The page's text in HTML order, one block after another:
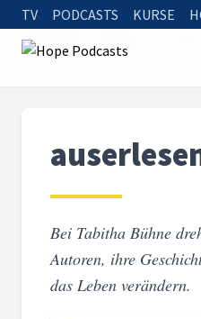
TV PODCASTS KURSE
Startseite
Bei Tabitha Bühne
Autoren, ihre
das Leben verändern.